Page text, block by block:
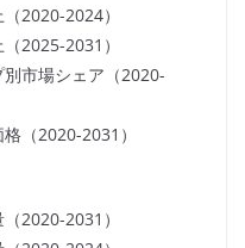
2020-2024）
2025-2031）
市場シェア（2020-
（2020-2031）
2020-2031）